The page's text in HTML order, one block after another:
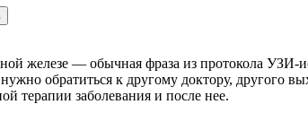
железе — обычная фраза из протокола УЗИ-
нужно обратиться к другому доктору,
терапии заболевания и после нее.